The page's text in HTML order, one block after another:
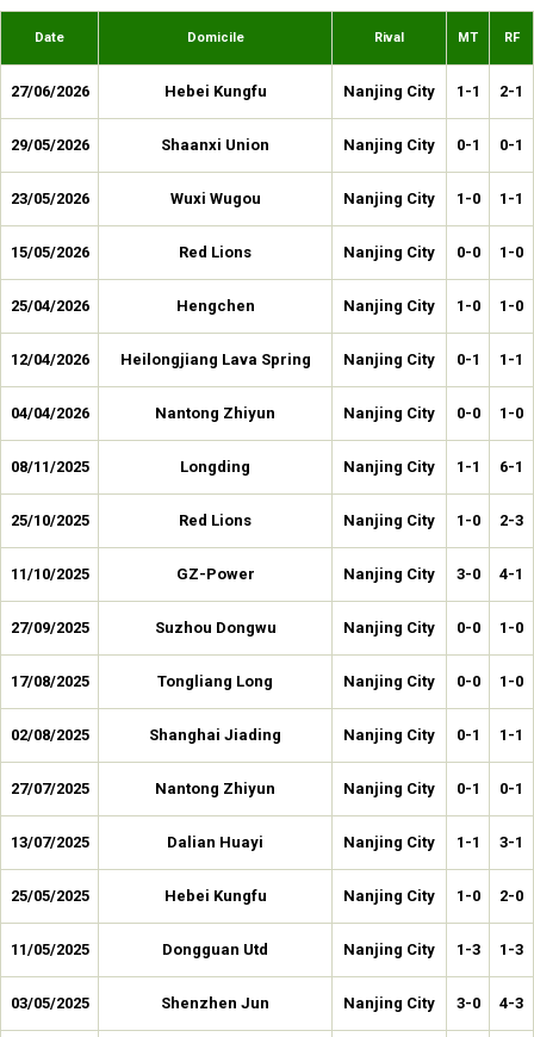
Date Domicile Rival MT RF
27/06/2026 Hebei Kungfu Nanjing City 1-1 2-1
29/05/2026 Shaanxi Union Nanjing City 0-1 0-1
23/05/2026 Wuxi Wugou Nanjing City 1-0 1-1
15/05/2026 Red Lions Nanjing City 0-0 1-0
25/04/2026 Hengchen Nanjing City 1-0 1-0
12/04/2026 Heilongjiang Lava Spring Nanjing City 0-1 1-1
04/04/2026 Nantong Zhiyun Nanjing City 0-0 1-0
08/11/2025 Longding Nanjing City 1-1 6-1
25/10/2025 Red Lions Nanjing City 1-0 2-3
11/10/2025 GZ-Power Nanjing City 3-0 4-1
27/09/2025 Suzhou Dongwu Nanjing City 0-0 1-0
17/08/2025 Tongliang Long Nanjing City 0-0 1-0
02/08/2025 Shanghai Jiading Nanjing City 0-1 1-1
27/07/2025 Nantong Zhiyun Nanjing City 0-1 0-1
13/07/2025 Dalian Huayi Nanjing City 1-1 3-1
25/05/2025 Hebei Kungfu Nanjing City 1-0 2-0
11/05/2025 Dongguan Utd Nanjing City 1-3 1-3
03/05/2025 Shenzhen Jun Nanjing City 3-0 4-3